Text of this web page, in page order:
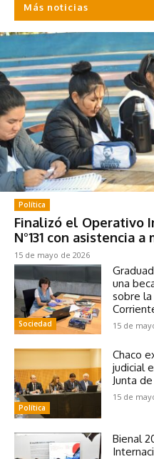
Más noticias
Política
Finalizó el Operativo
N°131 con asistencia
15 de mayo de 2026
Sociedad
una
sobre
15 de
Política
Chaco
judicial
Junta
15 de
Bienal